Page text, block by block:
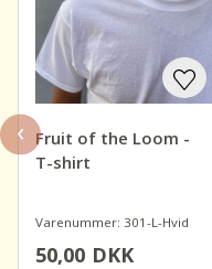
Fruit of the Loom -
T-shirt
Varenummer: 301-L-Hvid
50,00DKK
‹